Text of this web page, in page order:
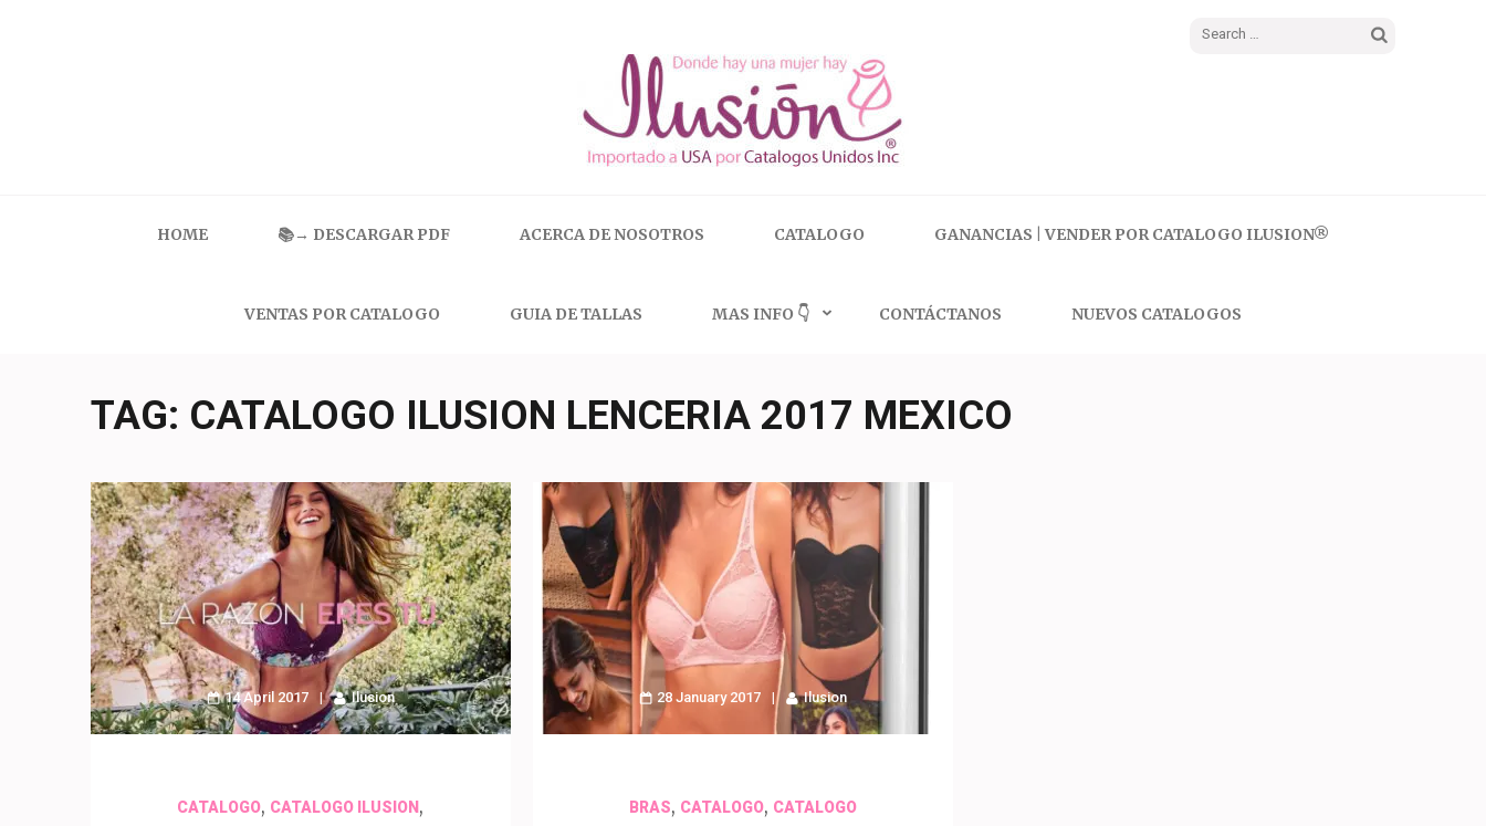
Search
HOME 📚→ DESCARGAR PDF ACERCA DE NOSOTROS CATALOGO GANANCIAS | VENDER POR CATALOGO ILUSION®
VENTAS POR CATALOGO GUIA DE TALLAS MAS INFO 👇 CONTÁCTANOS NUEVOS CATALOGOS
TAG: CATALOGO ILUSION LENCERIA 2017 MEXICO
14 April 2017 Ilusion
CATALOGO, CATALOGO ILUSION ,
28 January 2017 Ilusion
BRAS, CATALOGO, CATALOGO